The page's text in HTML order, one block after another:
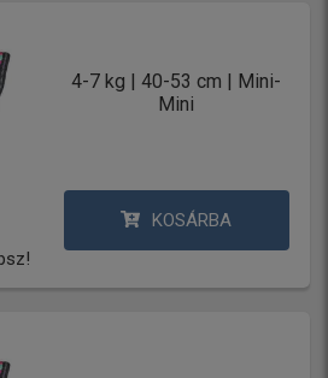
4-7 kg | 40-53 cm | Mini-
Mini
KOSÁRBA